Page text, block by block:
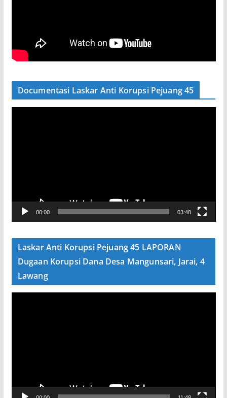
Documentasi Laskar Anti Korupsi Pejuang 45
V
e
00:00 03:48
Laskar Anti Korupsi Pejuang 45 LAPORAN
Dugaan Korupsi Dana Desa Mangunsari, Jarai, 4
Lawang
V